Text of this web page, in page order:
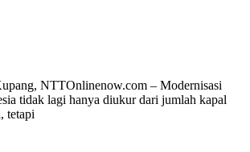
NTTOnlinenow.com – Modernisasi
tidak lagi hanya diukur dari jumlah kapal
tetapi